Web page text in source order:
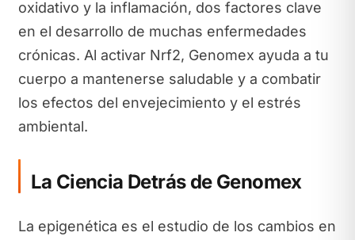
oxidativo y la inflamación, dos factores clave
en el desarrollo de muchas enfermedades
crónicas. Al activar Nrf2, Genomex ayuda a tu
cuerpo a mantenerse saludable y a combatir
los efectos del envejecimiento y el estrés
ambiental.
La Ciencia Detrás de Genomex
La epigenética es el estudio de los cambios en